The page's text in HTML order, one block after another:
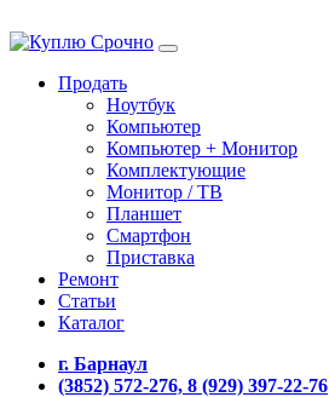
Продать
Ноутбук
Компьютер
Компьютер + Монитор
Комплектующие
Монитор / ТВ
Планшет
Смартфон
Приставка
Ремонт
Статьи
Каталог
г. Барнаул
(3852) 572-276, 8 (929) 397-22-76